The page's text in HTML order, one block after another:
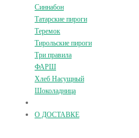
Синнабон
Татарские пироги
Теремок
Тирольские пироги
Три правила
ФАРШ
Хлеб Насущный
Шоколадница
О ДОСТАВКЕ